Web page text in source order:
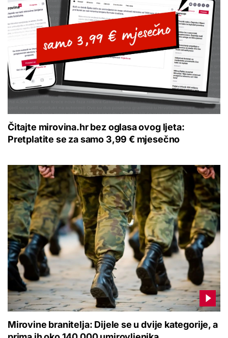
Čitajte mirovina.hr bez oglasa ovog ljeta:
Pretplatite se za samo 3,99 € mjesečno
Mirovine branitelja: Dijele se u dvije kategorije, a